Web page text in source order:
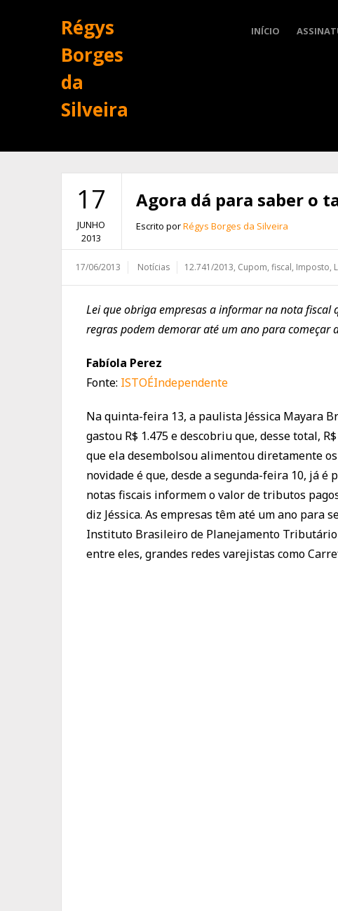
Régys
Borges
da
Silveira
INÍCIO
17
JUNHO
2013
Agora dá para saber o
Escrito porRégys Borges da Silveira
17/06/2013 Notícias 12.741/2013, Cupom, fiscal, Imposto,
Lei que obriga empresas a informar na nota fiscal
regras podem demorar até um ano para começar
Fabíola Perez
Fonte: ISTOÉIndependente
Na quinta-feira 13, a paulista Jéssica Mayara
gastou R$ 1.475 e descobriu que, desse total,
que ela desembolsou alimentou diretamente
novidade é que, desde a segunda-feira 10, já
notas fiscais informem o valor de tributos
diz Jéssica. As empresas têm até um ano para
Instituto Brasileiro de Planejamento Tributário
entre eles, grandes redes varejistas como